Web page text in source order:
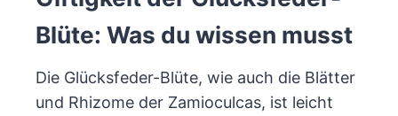
Blüte: Was du wissen musst
Die Glücksfeder-Blüte, wie auch die Blätter
und Rhizome der Zamioculcas, ist leicht